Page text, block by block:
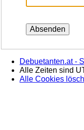
Debuetanten.at -
Alle Zeiten sind
Alle Cookies